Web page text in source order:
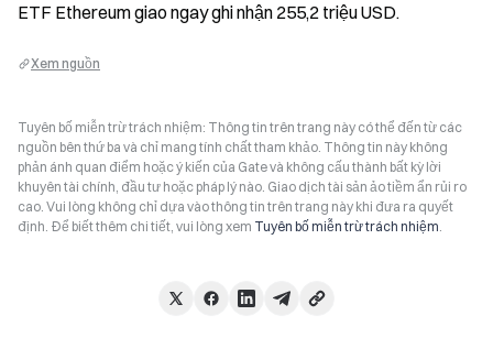
ETF Ethereum giao ngay ghi nhận 255,2 triệu USD.
Xem nguồn
Tuyên bố miễn trừ trách nhiệm: Thông tin trên trang này có thể đến từ các
nguồn bên thứ ba và chỉ mang tính chất tham khảo. Thông tin này không
phản ánh quan điểm hoặc ý kiến của Gate và không cấu thành bất kỳ lời
khuyên tài chính, đầu tư hoặc pháp lý nào. Giao dịch tài sản ảo tiềm ẩn rủi ro
cao. Vui lòng không chỉ dựa vào thông tin trên trang này khi đưa ra quyết
định. Để biết thêm chi tiết, vui lòng xem Tuyên bố miễn trừ trách nhiệm.